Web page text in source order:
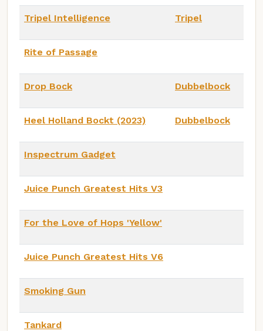
Tripel Intelligence Tripel
Rite of Passage
Drop Bock Dubbelbock
Heel Holland Bockt (2023) Dubbelbock
Inspectrum Gadget
Juice Punch Greatest Hits V3
For the Love of Hops 'Yellow'
Juice Punch Greatest Hits V6
Smoking Gun
Tankard